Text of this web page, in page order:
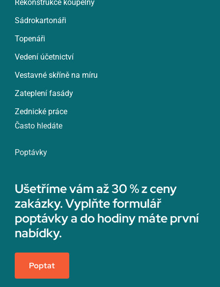
Rekonstrukce koupelny
Sádrokartonáři
Topenáři
Vedení účetnictví
Vestavné skříně na míru
Zateplení fasády
Zednické práce
Často hledáte
Poptávky
Ušetříme vám až 30 % z ceny
zakázky. Vyplňte formulář
poptávky a do hodiny máte první
nabídky.
Poptat